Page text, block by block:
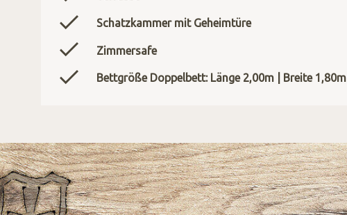
Schatzkammer mit Geheimtüre
Zimmersafe
Bettgröße Doppelbett: Länge 2,00m | Breite 1,80m